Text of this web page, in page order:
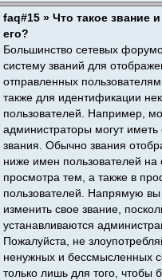
faq#15 » Что такое звание
его?
Большинство сетевых
систему званий для
отправленных
также для идентификации
пользователей. Например,
администраторы могут
звания. Обычно звания
ниже имен пользователей на
просмотра тем, а также в
пользователей. Напрямую
изменить свое звание,
устанавливаются
Пожалуйста, не
ненужных и бессмысленных
только лишь для того, чтобы